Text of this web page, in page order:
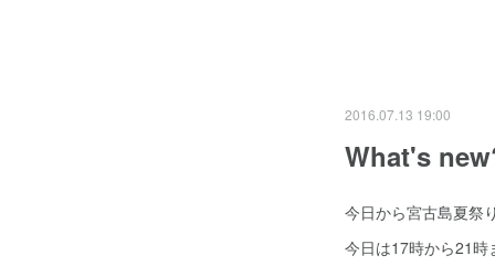
2016.07.13 19:00
What's
今日から宮古島夏祭
今日は17時から21時